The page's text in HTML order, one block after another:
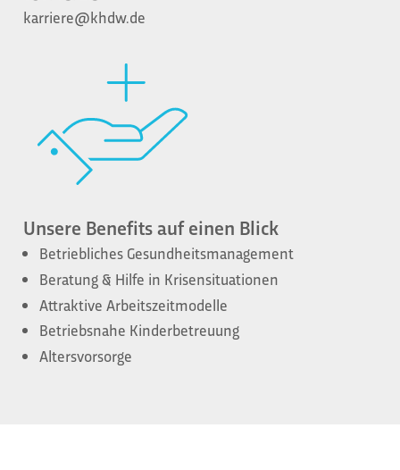
karriere@khdw.de
Unsere Benefits auf einen Blick
Betriebliches Gesundheitsmanagement
Beratung & Hilfe in Krisensituationen
Attraktive Arbeitszeitmodelle
Betriebsnahe Kinderbetreuung
Altersvorsorge